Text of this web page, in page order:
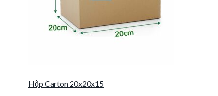
Hộp Carton 20x20x15